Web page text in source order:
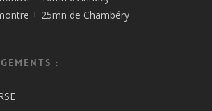
+ 25mn de Chambéry
: